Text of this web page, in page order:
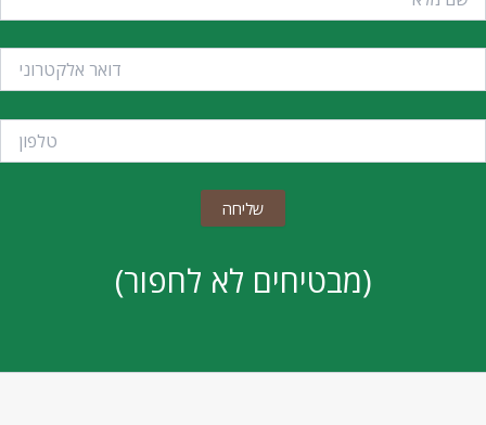
(מבטיחים לא לחפור)